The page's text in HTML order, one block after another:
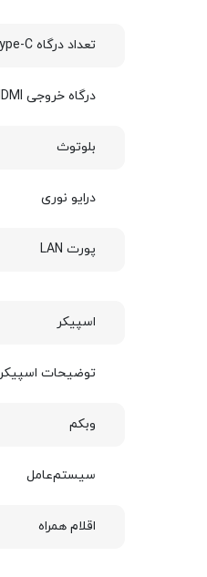
تعداد درگاه USB Type-C
درگاه خروجی HDMI
بلوتوث
درایو نوری
پورت LAN
اسپیکر
توضیحات اسپیکر
وبکم
سیستم‌عامل
اقلام همراه